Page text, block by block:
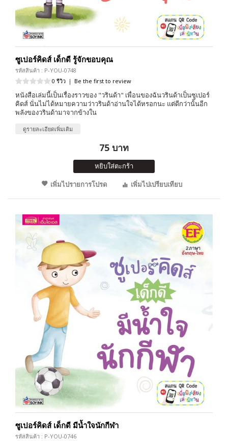
ซูเปอร์คิดส์ เด็กดี รู้จักขอบคุณ
รหัสสินค้า : P-YOU-0748
0 รีวิว | Be the first to review
หนังสือเล่มนี้เป็นเรื่องราวของ "วรินด้า" เพื่อนของฉันวรินด้าเป็นซูเปอร์
คิดส์ นั่นไม่ได้หมายความว่าวรินด้าอ่านใจได้หรอกนะ แต่ดีกว่านั้นอีก
พลังของวรินด้ามาจากข้างใน
ดูรายละเอียดเพิ่มเติม
75 บาท
หยิบใส่ตะกร้า
เพิ่มไปรายการโปรด
เพิ่มไปเปรียบเทียบ
ซูเปอร์คิดส์ เด็กดี มีน้ำใจนักกีฬา
รหัสสินค้า : P-YOU-0746